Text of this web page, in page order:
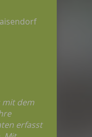
mit dem
erfasst